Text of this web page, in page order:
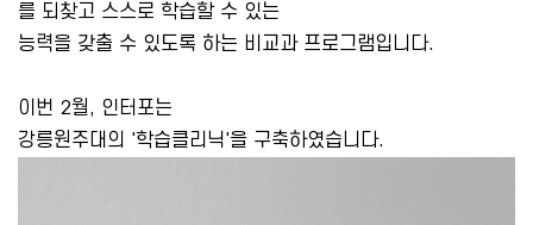
를 되찾고 스스로 학습할 수 있는
능력을 갖출 수 있도록 하는 비교과 프로그램입니다.
이번 2월, 인터포는
강릉원주대의 '학습클리닉'을 구축하였습니다.